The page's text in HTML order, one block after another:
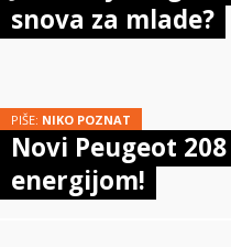
snova za mlade?
PIŠE: NIKO POZNAT
Novi Peugeot
energijom!